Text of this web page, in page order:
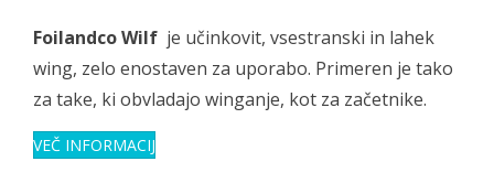
Foilandco Wilf je učinkovit, vsestranski in lahek
wing, zelo enostaven za uporabo. Primeren je tako
za take, ki obvladajo winganje, kot za začetnike.
VEČ INFORMACIJ